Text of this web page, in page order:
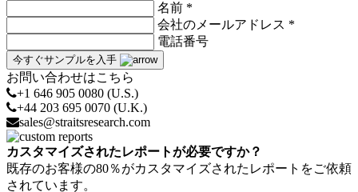
名前 *
会社のメールアドレス *
電話番号
今すぐサンプルを入手
お問い合わせはこちら
+1 646 905 0080 (U.S.)
+44 203 695 0070 (U.K.)
sales@straitsresearch.com
カスタマイズされたレポートが必要ですか？
既存のお客様の80％がカスタマイズされたレポートをご依頼
されています。